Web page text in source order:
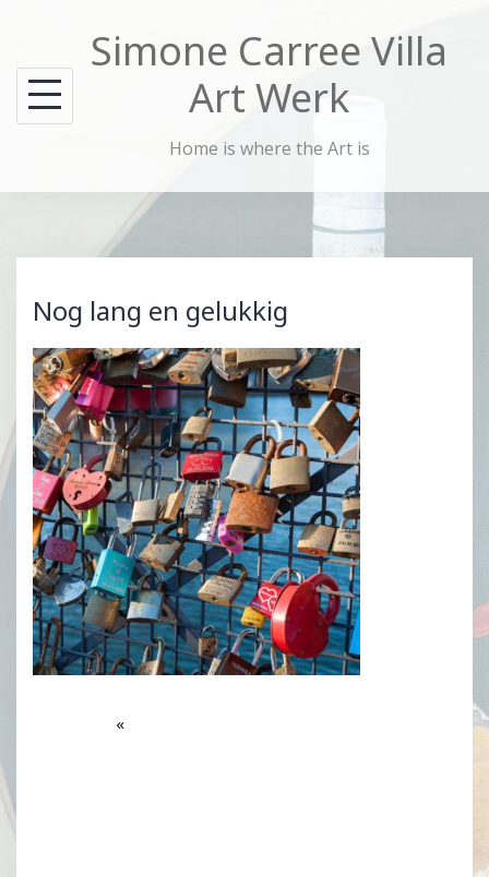
content
Simone Carree Villa
Art Werk
Home is where the Art is
Nog lang en gelukkig